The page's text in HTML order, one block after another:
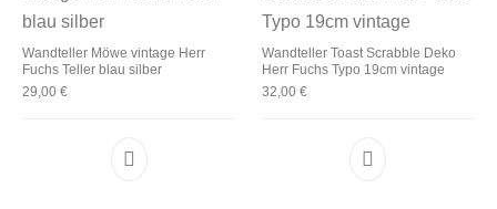
Wandteller Möwe vintage Herr
Fuchs Teller blau silber
29,00€
Wandteller Toast Scrabble Deko
Herr Fuchs Typo 19cm vintage
32,00 €